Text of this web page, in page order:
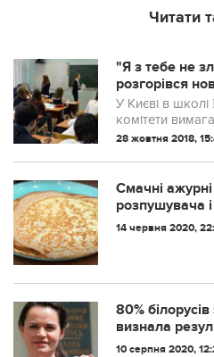
Читати
"Я з тебе не
розгорівся
через побори
У Києві в школі
комітети
ремонт класів,
28 жовтня 2018,
Смачні
розпушувача
14 червня 2020,
80%
визнала
Білорусі
10 серпня 2020,